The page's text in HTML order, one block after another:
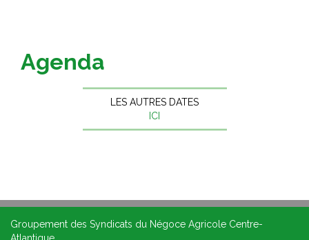
Agenda
LES AUTRES DATES
ICI
Groupement des Syndicats du Négoce Agricole Centre-